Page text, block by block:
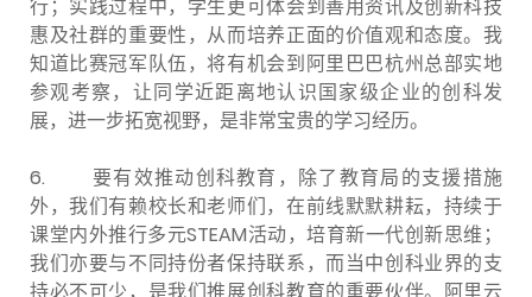
行；实践过程中，学生更可体会到善用资讯及创新科技
惠及社群的重要性，从而培养正面的价值观和态度。我
知道比赛冠军队伍，将有机会到阿里巴巴杭州总部实地
参观考察，让同学近距离地认识国家级企业的创科发
展，进一步拓宽视野，是非常宝贵的学习经历。
6. 要有效推动创科教育，除了教育局的支援措施
外，我们有赖校长和老师们，在前线默默耕耘，持续于
课堂内外推行多元STEAM活动，培育新一代创新思维；
我们亦要与不同持份者保持联系，而当中创科业界的支